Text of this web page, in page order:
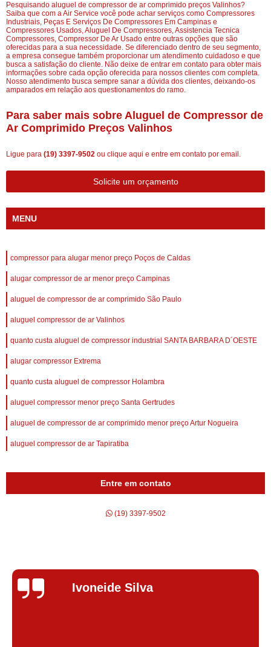
Pesquisando aluguel de compressor de ar comprimido preços Valinhos?
Saiba que com a Air Service você pode achar serviços como Compressores
Industriais, Peças E Serviços De Compressores Em Campinas e
Compressores Usados, Aluguel De Compressores, Assistencia Tecnica
Compressores, Compressor De Ar Usado entre outras opções que são
oferecidas para a sua necessidade. Se diferenciado dentro de seu segmento,
a empresa consegue também proporcionar um atendimento cuidadoso e que
busca a satisfação do cliente. Não deixe de entrar em contato para obter mais
informações sobre cada opção oferecida para nossos clientes com completa.
Nosso atendimento busca sempre sanar a dúvida dos clientes, deixando-os
amparados em relação aos questionamentos do ramo.
Para saber mais sobre Aluguel de Compressor de
Ar Comprimido Preços Valinhos
Ligue para (19) 3397-9502 ou clique aqui e entre em contato por email.
Solicite um orçamento
MENU
compressor para alugar menor preço Poços de Caldas
alugar compressor de ar menor preço Campinas
aluguel de compressor de ar comprimido São Paulo
aluguel compressor de ar Valinhos
quanto custa aluguel de compressor industrial SANTA BARBARA D´OESTE
alugar compressor Extrema
quanto custa aluguel de compressor Holambra
aluguel compressor menor preço Santa Gertrudes
aluguel de compressor de ar comprimido menor preço Artur Nogueira
aluguel compressor de ar Tapiratiba
Entre em contato
(19) 3397-9502
Silvana Alves